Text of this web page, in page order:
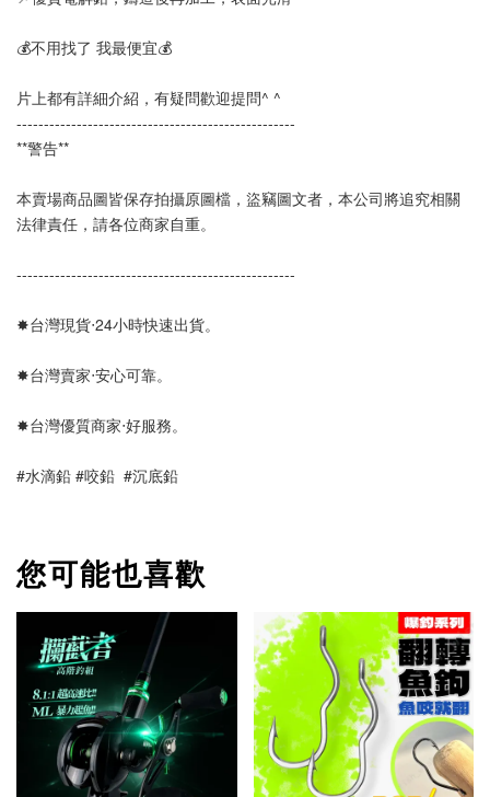
💰不用找了 我最便宜💰
片上都有詳細介紹，有疑問歡迎提問^ ^
---------------------------------------------------
**警告**
本賣場商品圖皆保存拍攝原圖檔，盜竊圖文者，本公司將追究相關
法律責任，請各位商家自重。
---------------------------------------------------
✸台灣現貨‧24小時快速出貨。
✸台灣賣家‧安心可靠。
✸台灣優質商家‧好服務。
#水滴鉛 #咬鉛  #沉底鉛
您可能也喜歡